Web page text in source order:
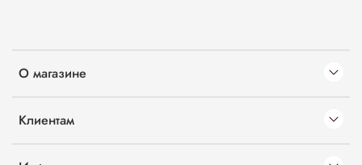
О магазине
Клиентам